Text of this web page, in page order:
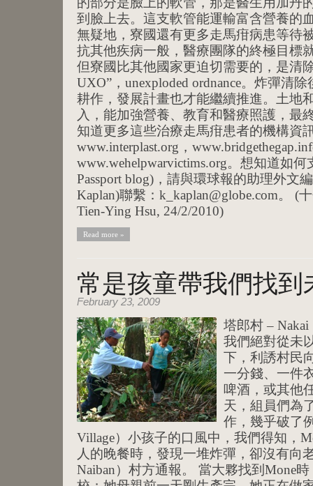
到臉上去。這支軟管能運輸富含營養的
無疑地，寮國還有更多走馬疳病患等待
抗其他疾病一般，醫療團隊的終極目標
但寮國比其他國家更迫切需要的，是清
UXO”，unexploded ordnance。炸彈清
耕作，發展計畫也才能繼續推進。土地
入，能加強營養、教育和醫療照護，最
知道更多這些治療走馬疳患者的機構資
www.interplast.org，
www.wehelpwarvictims.org。想知道如
Passport blog)，請與環球報的助理外文
Kaplan)聯繫：k_kaplan@globe.com。 (
Tien-Ying Hsu, 24/2/2010)
Read more »
常是孩童帶我們找到
February 23, 2009
塔郎村 –
我們絕對從未
下，利誘村民
一分錢、一件
啤酒，或其他
天，組員們為
作，幾乎破了
Village）小孩子的口風中，我們得知，
人的晚餐時，發現一堆炸彈，卻沒有向
Naiban）村方通報。 當大夥找到Mone